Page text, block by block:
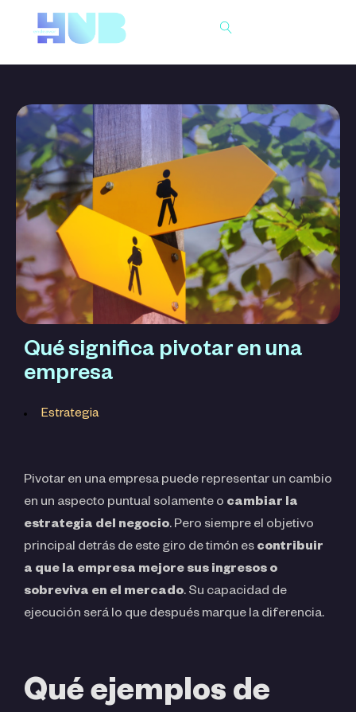
Qué significa pivotar en una
empresa
Estrategia
Pivotar en una empresa puede representar un cambio
en un aspecto puntual solamente o cambiar la
estrategia del negocio. Pero siempre el objetivo
principal detrás de este giro de timón es contribuir
a que la empresa mejore sus ingresos o
sobreviva en el mercado. Su capacidad de
ejecución será lo que después marque la diferencia.
Qué ejemplos de